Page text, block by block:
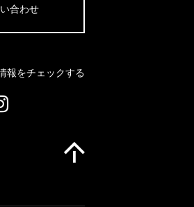
合わせ
報をチェックする